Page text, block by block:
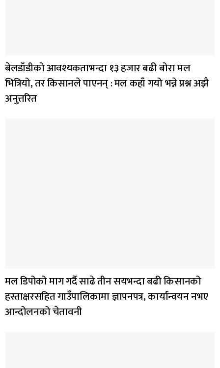
बेलडाँडीको आवश्यकताभन्दा १३ हजार बढी बोरा मल
भित्रियो, तर किसानले पाएनन् : मल कहाँ गयो भन्ने प्रश्न अझै
अनुत्तरित
मल डिपोको माग गर्दै साढे तीन सयभन्दा बढी किसानको
हस्ताक्षरसहित गाउँपालिकामा ज्ञापनपत्र, कार्यान्वयन नभए
आन्दोलनको चेतावनी